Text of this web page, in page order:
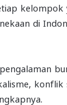
kelompok
di
konflik